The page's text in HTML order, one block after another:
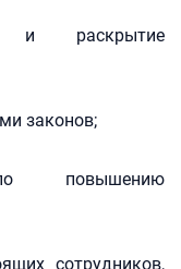
и раскрытие
законов;
повышению
сотрудников,